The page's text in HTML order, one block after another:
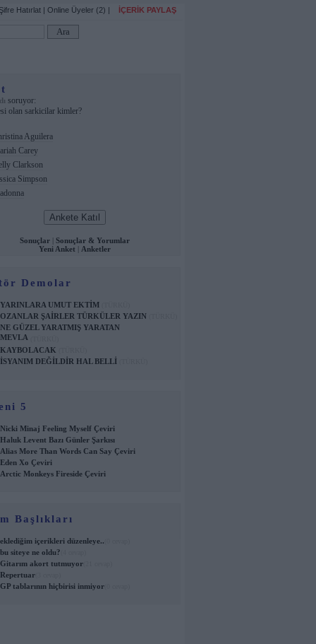
Hatırlat | Online Üyeler (2) | İÇERİK PAYLAŞ
soruyor:
olan sarkicilar kimler?
Aguilera
Carey
Clarkson
Simpson
Sonuçlar
Sonuçlar & Yorumlar
Yeni Anket
Anketler
Demolar
YARINLARA UMUT EKTİM
OZANLAR ŞAİRLER TÜRKÜLER YAZIN
NE GÜZEL YARATMIŞ YARATAN
MEVLA
KAYBOLACAK
İSYANIM DEĞİLDİR HAL BELLİ
5
Nicki Minaj Feeling Myself Çeviri
Haluk Levent Bazı Günler Şarkısı
Alias More Than Words Can Say Çeviri
Eden Xo Çeviri
Arctic Monkeys Fireside Çeviri
Başlıkları
eklediğim içerikleri düzenleye..
bu siteye ne oldu?
Gitarım akort tutmuyor
Repertuar
GP tablarının hiçbirisi inmiyor